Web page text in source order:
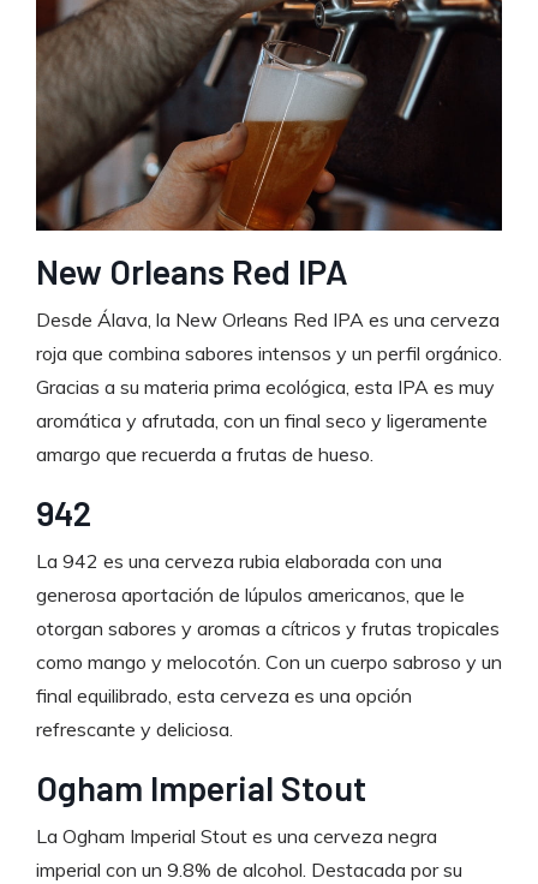
New Orleans Red IPA
Desde Álava, la New Orleans Red IPA es una cerveza
roja que combina sabores intensos y un perfil orgánico.
Gracias a su materia prima ecológica, esta IPA es muy
aromática y afrutada, con un final seco y ligeramente
amargo que recuerda a frutas de hueso.
942
La 942 es una cerveza rubia elaborada con una
generosa aportación de lúpulos americanos, que le
otorgan sabores y aromas a cítricos y frutas tropicales
como mango y melocotón. Con un cuerpo sabroso y un
final equilibrado, esta cerveza es una opción
refrescante y deliciosa.
Ogham Imperial Stout
La Ogham Imperial Stout es una cerveza negra
imperial con un 9.8% de alcohol. Destacada por su